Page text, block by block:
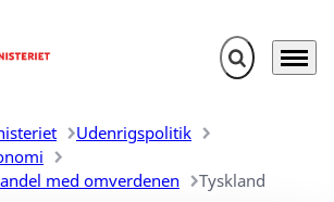
Fold søgefelt
Menu
Udenrigspolitik
med omverdenen
Tyskland